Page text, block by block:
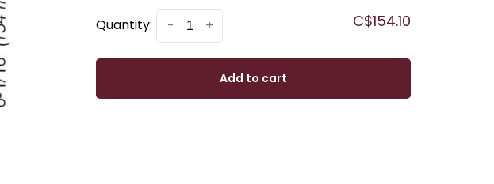
Quantity: +
- C$154.10
Add to cart